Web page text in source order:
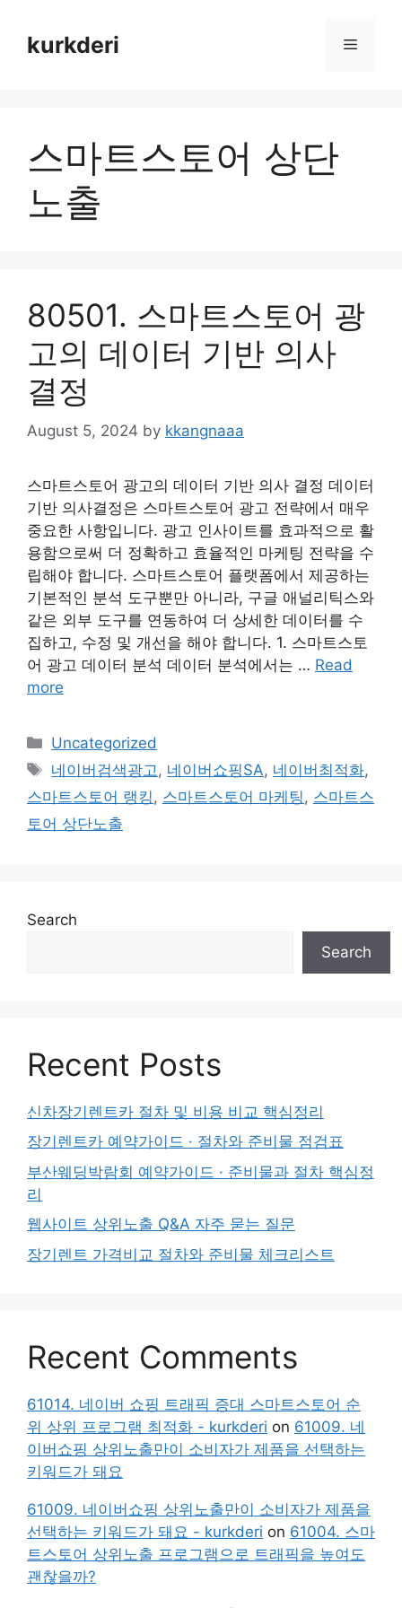
contentkurkderi Menu
스마트스토어 상단
노출
80501. 스마트스토어 광
고의 데이터 기반 의사
결정
August 5, 2024 by kkangnaaa
스마트스토어 광고의 데이터 기반 의사 결정 데이터
기반 의사결정은 스마트스토어 광고 전략에서 매우
중요한 사항입니다. 광고 인사이트를 효과적으로 활
용함으로써 더 정확하고 효율적인 마케팅 전략을 수
립해야 합니다. 스마트스토어 플랫폼에서 제공하는
기본적인 분석 도구뿐만 아니라, 구글 애널리틱스와
같은 외부 도구를 연동하여 더 상세한 데이터를 수
집하고, 수정 및 개선을 해야 합니다. 1. 스마트스토
어 광고 데이터 분석 데이터 분석에서는 … Read
more
Categories
Uncategorized
Tags
네이버검색광고 , 네이버쇼핑SA, 네이버최적화,
스마트스토어 랭킹 , 스마트스토어 마케팅 , 스마트스
토어 상단노출
Search
Search
Recent Posts
신차장기렌트카 절차 및 비용 비교 핵심정리
장기렌트카 예약가이드 · 절차와 준비물 점검표
부산웨딩박람회 예약가이드 · 준비물과 절차 핵심정
리
웹사이트 상위노출 Q&A 자주 묻는 질문
장기렌트 가격비교 절차와 준비물 체크리스트
Recent Comments
61014. 네이버 쇼핑 트래픽 증대 스마트스토어 순
위 상위 프로그램 최적화 - kurkderi on 61009. 네
이버쇼핑 상위노출만이 소비자가 제품을 선택하는
키워드가 돼요
61009. 네이버쇼핑 상위노출만이 소비자가 제품을
선택하는 키워드가 돼요 - kurkderi on 61004. 스마
트스토어 상위노출 프로그램으로 트래픽을 높여도
괜찮을까?